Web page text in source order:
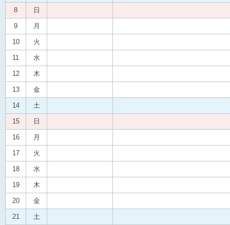
8 日
9 月
10 火
11 水
12 木
13 金
14 土
15 日
16 月
17 火
18 水
19 木
20 金
21 土